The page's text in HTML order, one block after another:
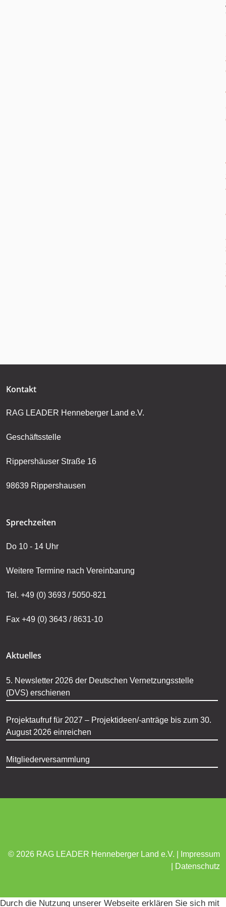
Kontakt
RAG LEADER Henneberger Land e.V.
Geschäftsstelle
Rippershäuser Straße 16
98639 Rippershausen
Sprechzeiten
Do 10 - 14 Uhr
Weitere Termine nach Vereinbarung
Tel. +49 (0) 3693 / 5050-821
Fax +49 (0) 3643 / 8631-10
Aktuelles
5. Newsletter 2026 der Deutschen Vernetzungsstelle
(DVS) erschienen
Projektaufruf für 2027 – Projektideen/-anträge bis zum 30.
August 2026 einreichen
Mitgliederversammlung
© 2026 RAG LEADER Henneberger Land e.V. |
Impressum
Datenschutz
Durch die Nutzung unserer Webseite erklären Sie sich mit